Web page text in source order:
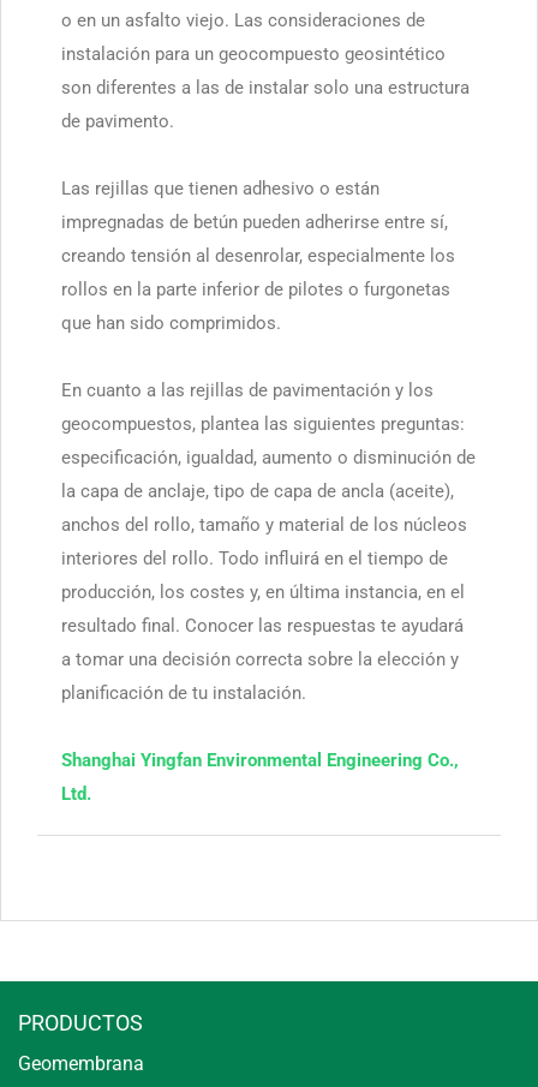
o en un asfalto viejo. Las consideraciones de
instalación para un geocompuesto geosintético
son diferentes a las de instalar solo una estructura
de pavimento.
Las rejillas que tienen adhesivo o están
impregnadas de betún pueden adherirse entre sí,
creando tensión al desenrolar, especialmente los
rollos en la parte inferior de pilotes o furgonetas
que han sido comprimidos.
En cuanto a las rejillas de pavimentación y los
geocompuestos, plantea las siguientes preguntas:
especificación, igualdad, aumento o disminución de
la capa de anclaje, tipo de capa de ancla (aceite),
anchos del rollo, tamaño y material de los núcleos
interiores del rollo. Todo influirá en el tiempo de
producción, los costes y, en última instancia, en el
resultado final. Conocer las respuestas te ayudará
a tomar una decisión correcta sobre la elección y
planificación de tu instalación.
Shanghai Yingfan Environmental Engineering Co.,
Ltd.
PRODUCTOS
Geomembrana